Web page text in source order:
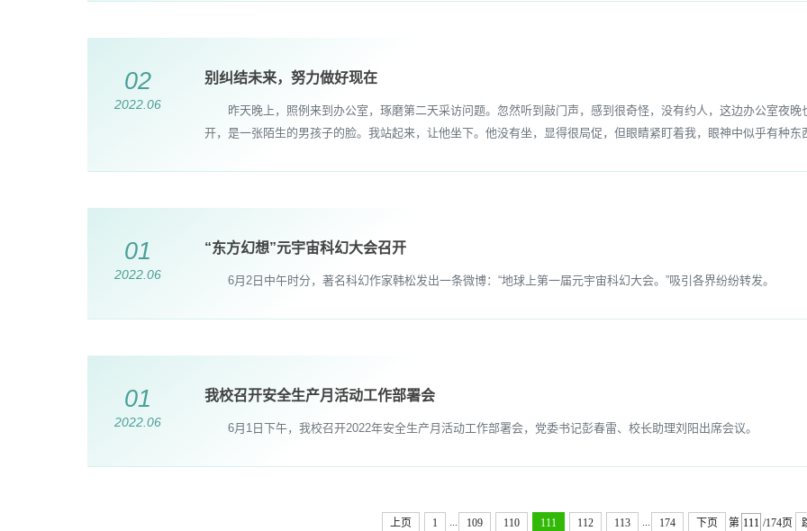
02
2022.06
别纠结未来，努力做好现在
昨天晚上，照例来到办公室，琢磨第二天采访问题。忽然听到敲门声，感到很奇怪，没有约人，这边办公室夜晚
开，是一张陌生的男孩子的脸。我站起来，让他坐下。他没有坐，显得很局促，但眼睛紧盯着我，眼神中似乎有种
01
2022.06
“东方幻想”元宇宙科幻大会召开
6月2日中午时分，著名科幻作家韩松发出一条微博：“地球上第一届元宇宙科幻大会。”吸引各界纷纷转发。
01
2022.06
我校召开安全生产月活动工作部署会
6月1日下午，我校召开2022年安全生产月活动工作部署会，党委书记彭春雷、校长助理刘阳出席会议。
上页 1 109 110 111 112 113 174 下页 第 /174页